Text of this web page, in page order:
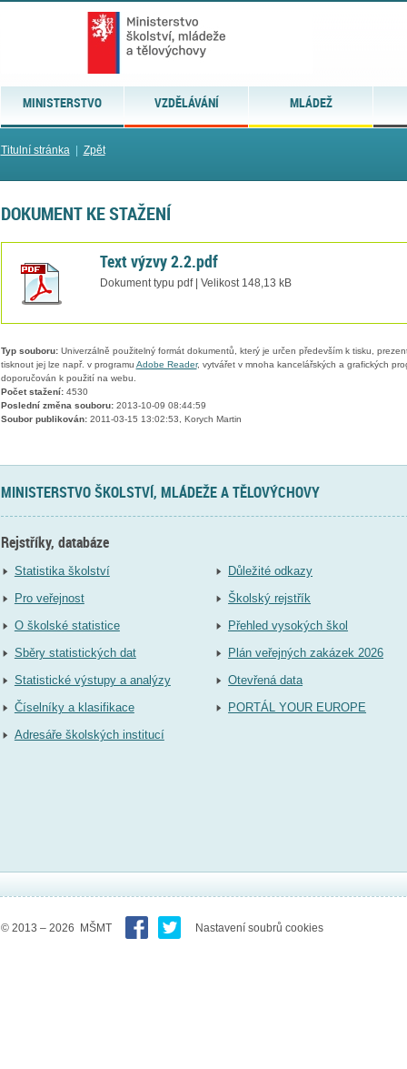
MINISTERSTVO VZDĚLÁVÁNÍ MLÁDEŽ
Titulní stránka| Zpět
DOKUMENT KE STAŽENÍ
Text výzvy 2.2.pdf
Dokument typu pdf | Velikost 148,13 kB
Typ souboru:Univerzálně použitelný formát dokumentů, který je určen především k tisku,
tisknout jej lze např. v programu Adobe Reader, vytvářet v mnoha kancelářských a grafických
doporučován k použití na webu.
Počet stažení:4530
Poslední změna souboru:2013-10-09 08:44:59
Soubor publikován:2011-03-15 13:02:53, Korych Martin
MINISTERSTVO ŠKOLSTVÍ, MLÁDEŽE A TĚLOVÝCHOVY
Rejstříky, databáze
Statistika školství
Pro veřejnost
O školské statistice
Sběry statistických dat
Statistické výstupy a analýzy
Číselníky a klasifikace
Adresáře školských institucí
Důležité odkazy
Školský rejstřík
Přehled vysokých škol
Plán veřejných zakázek 2026
Otevřená data
PORTÁL YOUR EUROPE
© 2013 – 2026 MŠMT Nastavení soubrů cookies